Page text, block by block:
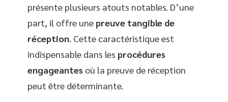
présente plusieurs atouts notables. D’une
part, il offre une preuve tangible de
réception. Cette caractéristique est
indispensable dans les procédures
engageantes où la preuve de réception
peut être déterminante.